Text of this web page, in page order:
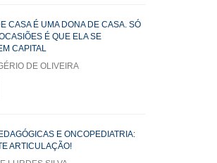
CASA É UMA DONA DE CASA. SÓ
É QUE ELA SE
CAPITAL
DE OLIVEIRA
E ONCOPEDIATRIA:
ARTICULAÇÃO!